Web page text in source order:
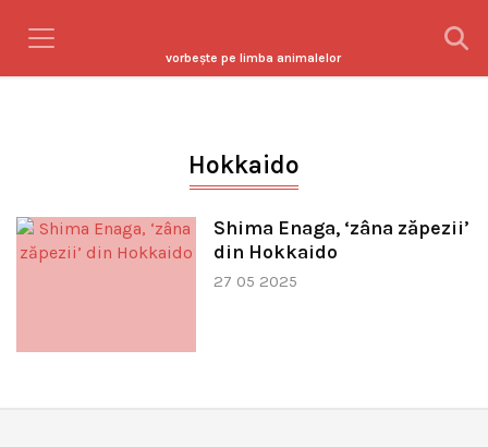
vorbeşte pe limba animalelor
Hokkaido
Shima Enaga, ‘zâna zăpezii’
din Hokkaido
27 05 2025